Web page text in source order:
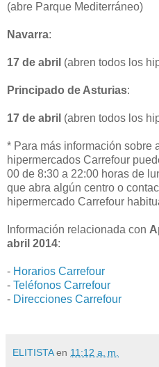
(abre Parque Mediterráneo)
Navarra:
17 de abril (abren todos los
Principado de Asturias:
17 de abril (abren todos los
* Para más información sobre
hipermercados Carrefour
00 de 8:30 a 22:00 horas de
que abra algún centro o
hipermercado Carrefour
Información relacionada con
abril 2014:
- Horarios Carrefour
- Teléfonos Carrefour
- Direcciones Carrefour
ELITISTA en 11:12 a. m.